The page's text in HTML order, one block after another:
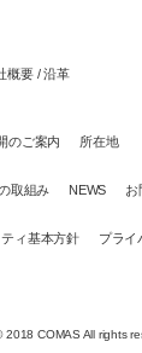
概要 / 沿革
のご案内
所在地
取組み NEWS お
ィ基本方針 プライ
2018 COMAS All rights